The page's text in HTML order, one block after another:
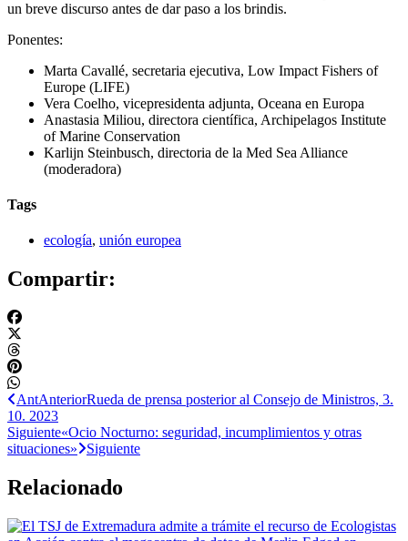
un breve discurso antes de dar paso a los brindis.
Ponentes:
Marta Cavallé, secretaria ejecutiva, Low Impact Fishers of
Europe (LIFE)
Vera Coelho, vicepresidenta adjunta, Oceana en Europa
Anastasia Miliou, directora científica, Archipelagos Institute
of Marine Conservation
Karlijn Steinbusch, directoria de la Med Sea Alliance
(moderadora)
Tags
ecología, unión europea
Compartir:
AntAnteriorRueda de prensa posterior al Consejo de Ministros, 3.
10. 2023
Siguiente«Ocio Nocturno: seguridad, incumplimientos y otras
situaciones»
Siguiente
Relacionado